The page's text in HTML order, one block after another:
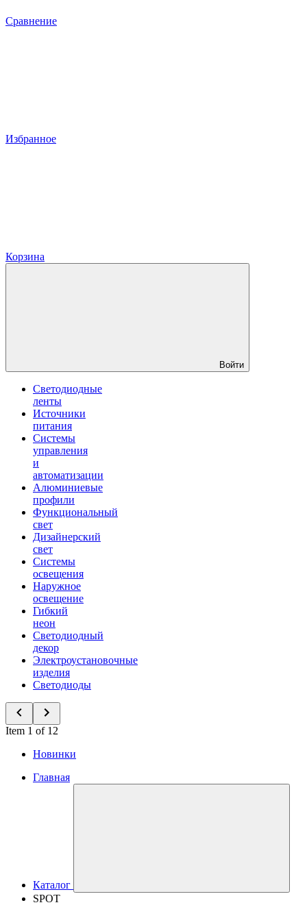
Сравнение
Избранное
Корзина
Войти
Светодиодные
ленты
Источники
питания
Системы
управления
и
автоматизации
Алюминиевые
профили
Функциональный
свет
Дизайнерский
свет
Системы
освещения
Наружное
освещение
Гибкий
неон
Светодиодный
декор
Электроустановочные
изделия
Светодиоды
Item 1 of 12
Новинки
Главная
Каталог
SPOT